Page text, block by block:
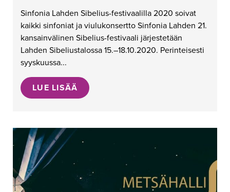
Sinfonia Lahden Sibelius-festivaalilla 2020 soivat
kaikki sinfoniat ja viulukonsertto Sinfonia Lahden 21.
kansainvälinen Sibelius-festivaali järjestetään
Lahden Sibeliustalossa 15.–18.10.2020. Perinteisesti
syyskuussa...
LUE LISÄÄ